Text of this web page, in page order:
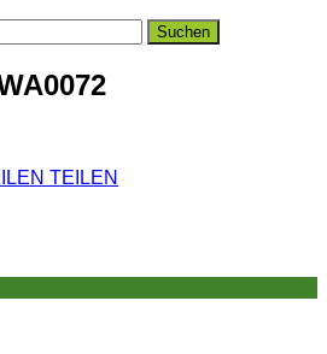
TEILEN